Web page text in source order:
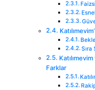
Sıra
Farklar